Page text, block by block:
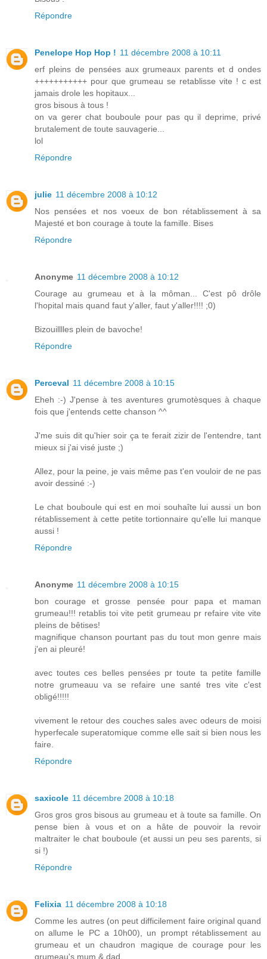
Répondre
Penelope Hop Hop ! 11 décembre 2008 à 10:11
erf pleins de pensées aux grumeaux parents et d ondes
+++++++++++ pour que grumeau se retablisse vite ! c est
jamais drole les hopitaux...
gros bisous à tous !
on va gerer chat bouboule pour pas qu il deprime, privé
brutalement de toute sauvagerie...
lol
Répondre
julie 11 décembre 2008 à 10:12
Nos pensées et nos voeux de bon rétablissement à sa
Majesté et bon courage à toute la famille. Bises
Répondre
Anonyme 11 décembre 2008 à 10:12
Courage au grumeau et à la môman... C'est pô drôle
l'hopital mais quand faut y'aller, faut y'aller!!!! ;0)
Bizouilllles plein de bavoche!
Répondre
Perceval 11 décembre 2008 à 10:15
Eheh :-) J'pense à tes aventures grumotèsques à chaque
fois que j'entends cette chanson ^^
J'me suis dit qu'hier soir ça te ferait zizir de l'entendre, tant
mieux si j'ai visé juste ;)
Allez, pour la peine, je vais même pas t'en vouloir de ne pas
avoir dessiné :-)
Le chat bouboule qui est en moi souhaîte lui aussi un bon
rétablissement à cette petite tortionnaire qu'elle lui manque
aussi !
Répondre
Anonyme 11 décembre 2008 à 10:15
bon courage et grosse pensée pour papa et maman
grumeau!!! retablis toi vite petit grumeau pr refaire vite vite
pleins de bêtises!
magnifique chanson pourtant pas du tout mon genre mais
j'en ai pleuré!
avec toutes ces belles pensées pr toute ta petite famille
notre grumeauu va se refaire une santé tres vite c'est
obligé!!!!!
vivement le retour des couches sales avec odeurs de moisi
hyperfecale superatomique comme elle sait si bien nous les
faire.
Répondre
saxicole 11 décembre 2008 à 10:18
Gros gros gros bisous au grumeau et à toute sa famille. On
pense bien à vous et on a hâte de pouvoir la revoir
maltraiter le chat bouboule (et aussi un peu ses parents, si
si !)
Répondre
Felixia 11 décembre 2008 à 10:18
Comme les autres (on peut difficilement faire original quand
on allume le PC a 10h00), un prompt rétablissement au
grumeau et un chaudron magique de courage pour les
grumeau's mum & dad.